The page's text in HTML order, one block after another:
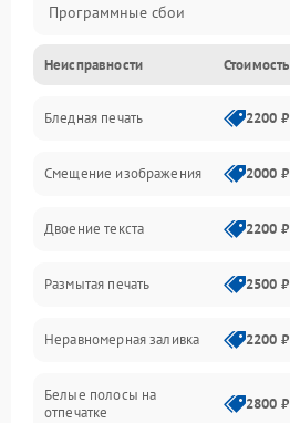
Программные сбои
Программные ошибки
Картриджи и расходники
Механика и узлы
Подключение и интерфейсы
Панель управления и индикация
Режим работы
Питание и запуск
Неисправности Стоимость
Бледная печать 2200 ₽
Смещение изображения 2000 ₽
Двоение текста 2200 ₽
Размытая печать 2500 ₽
Неравномерная заливка 2200 ₽
Белые полосы на
отпечатке
2800 ₽